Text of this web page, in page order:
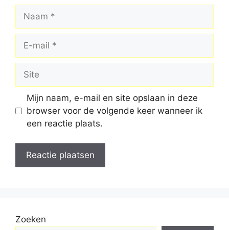
Naam
Site
Mijn naam, e-mail en site opslaan in deze
browser voor de volgende keer wanneer ik
een reactie plaats.
Zoeken